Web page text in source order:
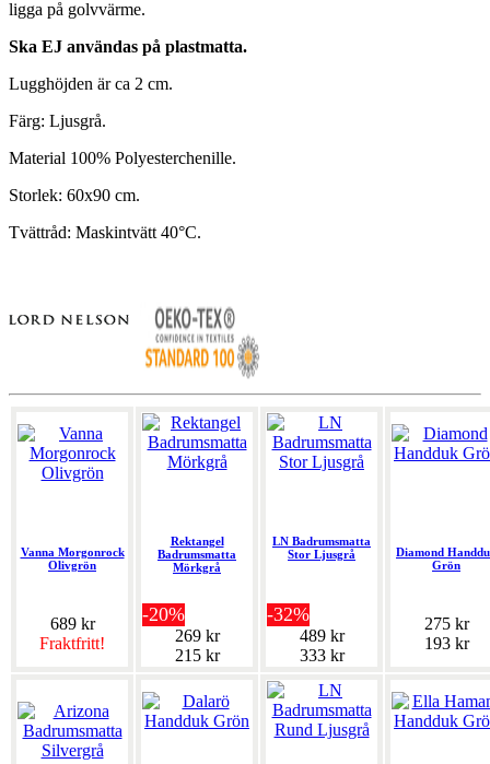
ligga på golvvärme.
Ska EJ användas på plastmatta.
Lugghöjden är ca 2 cm.
Färg: Ljusgrå.
Material 100% Polyesterchenille.
Storlek: 60x90 cm.
Tvättråd: Maskintvätt 40°C.
Vanna Morgonrock
Olivgrön
689 kr
Fraktfritt!
Rektangel
Badrumsmatta
Mörkgrå
-20%
269 kr
215 kr
LN Badrumsmatta
Stor Ljusgrå
-32%
489 kr
333 kr
Diamond
Grön
275 kr
193 kr